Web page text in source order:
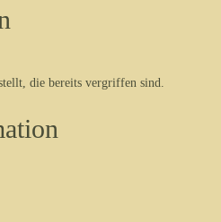
die bereits vergriffen sind.